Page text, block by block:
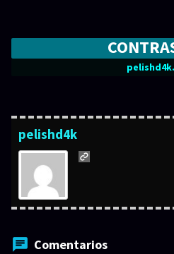
pelishd4k
Comentarios